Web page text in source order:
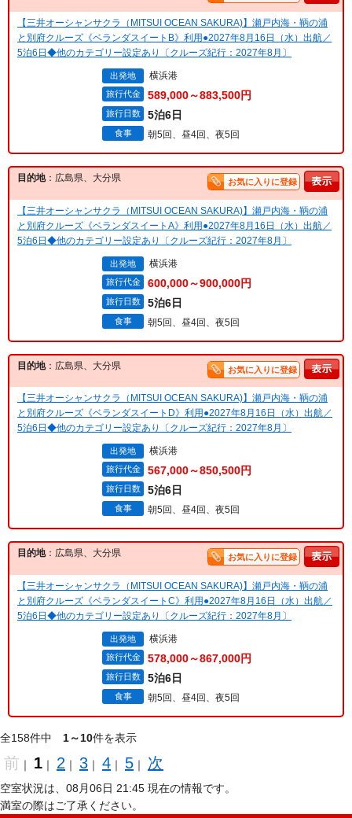
【三井オーシャンサクラ（MITSUI OCEAN SAKURA)】瀬戸内海・鞆の浦
と別府クルーズ《ベランダスイートB》利用●2027年8月16日（水）出航／
5泊6日◆他のカテゴリー設定あり〔クルーズ紀行：2027年8月〕
出発地 横浜港
旅行代金 589,000～883,500円
旅行日数 5泊6日
食事 朝5回、昼4回、夜5回
目的地：広島県、大分県 お気に入りに登録
【三井オーシャンサクラ（MITSUI OCEAN SAKURA)】瀬戸内海・鞆の浦
と別府クルーズ《ベランダスイートA》利用●2027年8月16日（水）出航／
5泊6日◆他のカテゴリー設定あり〔クルーズ紀行：2027年8月〕
出発地 横浜港
旅行代金 600,000～900,000円
旅行日数 5泊6日
食事 朝5回、昼4回、夜5回
目的地：広島県、大分県 お気に入りに登録
【三井オーシャンサクラ（MITSUI OCEAN SAKURA)】瀬戸内海・鞆の浦
と別府クルーズ《ベランダスイートD》利用●2027年8月16日（水）出航／
5泊6日◆他のカテゴリー設定あり〔クルーズ紀行：2027年8月〕
出発地 横浜港
旅行代金 567,000～850,500円
旅行日数 5泊6日
食事 朝5回、昼4回、夜5回
目的地：広島県、大分県 お気に入りに登録
【三井オーシャンサクラ（MITSUI OCEAN SAKURA)】瀬戸内海・鞆の浦
と別府クルーズ《ベランダスイートC》利用●2027年8月16日（水）出航／
5泊6日◆他のカテゴリー設定あり〔クルーズ紀行：2027年8月〕
出発地 横浜港
旅行代金 578,000～867,000円
旅行日数 5泊6日
食事 朝5回、昼4回、夜5回
全158件中 1～10件を表示
前 ｜ 1 ｜ 2 ｜ 3 ｜ 4 ｜ 5 ｜ 次
空室状況は、08月06日 21:45 現在の情報です。
満室の際はご了承ください。